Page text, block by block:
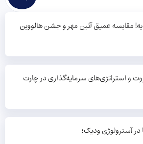
مقایسه عمیق آئین مهر و جشن هالووین
و استراتژی‌های سرمایه‌گذاری در چارت
در آسترولوژی ودیک؛